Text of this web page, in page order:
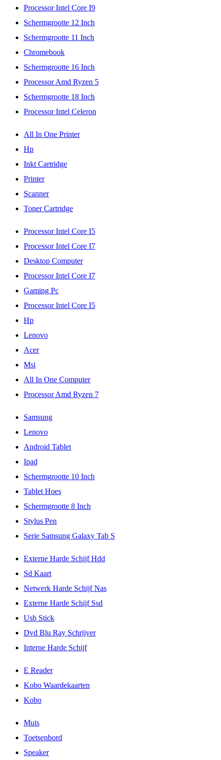
Processor Intel Core I9
Schermgrootte 12 Inch
Schermgrootte 11 Inch
Chromebook
Schermgrootte 16 Inch
Processor Amd Ryzen 5
Schermgrootte 18 Inch
Processor Intel Celeron
All In One Printer
Hp
Inkt Cartridge
Printer
Scanner
Toner Cartridge
Processor Intel Core I5
Processor Intel Core I7
Desktop Computer
Processor Intel Core I7
Gaming Pc
Processor Intel Core I5
Hp
Lenovo
Acer
Msi
All In One Computer
Processor Amd Ryzen 7
Samsung
Lenovo
Android Tablet
Ipad
Schermgrootte 10 Inch
Tablet Hoes
Schermgrootte 8 Inch
Stylus Pen
Serie Samsung Galaxy Tab S
Externe Harde Schijf Hdd
Sd Kaart
Netwerk Harde Schijf Nas
Externe Harde Schijf Ssd
Usb Stick
Dvd Blu Ray Schrijver
Interne Harde Schijf
E Reader
Kobo Waardekaarten
Kobo
Muis
Toetsenbord
Speaker